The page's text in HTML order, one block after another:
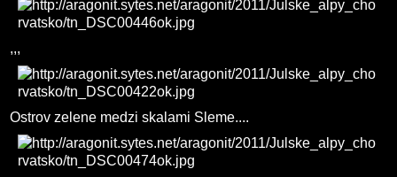
,,,
Ostrov zelene medzi skalami Sleme....